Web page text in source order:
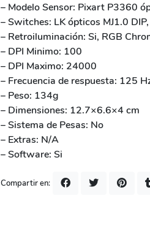
– Modelo Sensor: Pixart P3360
– Switches: LK ópticos MJ1.0
– Retroiluminación: Si, RGB
– DPI Minimo: 100
– DPI Maximo: 24000
– Frecuencia de respuesta: 125
– Peso: 134g
– Dimensiones: 12.7×6.6×4 cm
– Sistema de Pesas: No
– Extras: N/A
– Software: Si
Compartir en: